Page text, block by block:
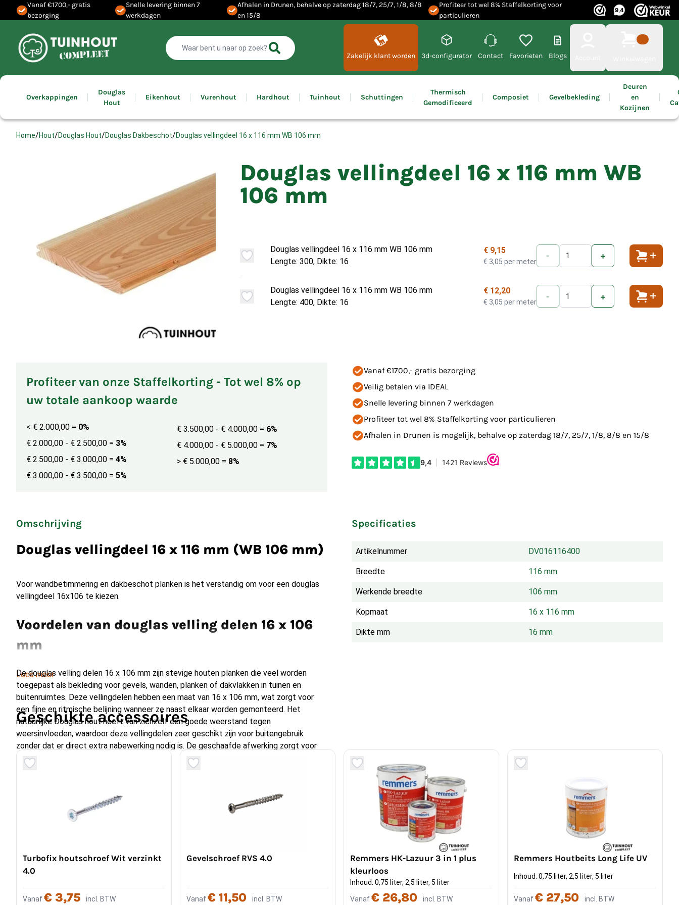
Vanaf €1700,- gratis
bezorging
Snelle levering binnen 7
werkdagen
Afhalen in Drunen, behalve op zaterdag 18/7, 25/7, 1/8, 8/8
en 15/8
Profiteer tot wel 8% Staffelkorting voor
particulieren
Zakelijk klant worden 3d-configurator Contact Favorieten Blogs
Overkappingen
Douglas
Hout
Eikenhout Vurenhout Hardhout Tuinhout Schuttingen
Thermisch
Gemodificeerd
Composiet Gevelbekleding
Deuren
en
Kozijnen
Home/Hout/Douglas Hout/Douglas Dakbeschot/Douglas vellingdeel 16 x 116 mm WB 106 mm
Douglas vellingdeel 16 x 116 mm WB
106 mm
Douglas vellingdeel 16 x 116 mm WB 106 mm
Lengte: 300, Dikte: 16
€ 9,15
€ 3,05 per meter
- +
Douglas vellingdeel 16 x 116 mm WB 106 mm
Lengte: 400, Dikte: 16
€ 12,20
€ 3,05 per meter
- +
Profiteer van onze Staffelkorting - Tot wel 8% op
uw totale aankoop waarde
< € 2.000,00 = 0%
€ 2.000,00 - € 2.500,00 = 3%
€ 2.500,00 - € 3.000,00 = 4%
€ 3.000,00 - € 3.500,00 = 5%
€ 3.500,00 - € 4.000,00 = 6%
€ 4.000,00 - € 5.000,00 = 7%
> € 5.000,00 = 8%
Vanaf €1700,- gratis bezorging
Veilig betalen via IDEAL
Snelle levering binnen 7 werkdagen
Profiteer tot wel 8% Staffelkorting voor particulieren
Afhalen in Drunen is mogelijk, behalve op zaterdag 18/7, 25/7, 1/8, 8/8 en 15/8
Omschrijving
Douglas vellingdeel 16 x 116 mm (WB 106 mm)
Voor wandbetimmering en dakbeschot planken is het verstandig om voor een douglas
vellingdeel 16x106 te kiezen.
Voordelen van douglas velling delen 16 x 106
mm
De douglas velling delen 16 x 106 mm zijn stevige houten planken die veel worden
toegepast als bekleding voor gevels, wanden, planken of dakvlakken in tuinen en
buitenruimtes. Deze vellingdelen hebben een maat van 16 x 106 mm, wat zorgt voor
een fijne en ritmische belijning wanneer ze naast elkaar worden gemonteerd. Het
natuurlijke Douglas hout heeft van zichzelf een goede weerstand tegen
weersinvloeden, waardoor deze vellingdelen zeer geschikt zijn voor buitengebruik
zonder dat er direct extra nabewerking nodig is. De geschaafde afwerking zorgt voor
een glad oppervlak dat eenvoudig te verwerken is en een verzorgde uitstraling geeft.
16 x 106 mm toepasbaar in uiteenlopende tuin‑ en bouwprojecten, zoals tuinschermen,
gevelbekleding, buitenwanden en overkappingen. De warme houtkleur en natuurlijke nerf
geven een karaktervolle uitstraling aan je project, die met de tijd een natuurlijke grijze
met een beits of lazuur als kleurbehoud belangrijk is.
Hoe groot zijn douglas velling delen 16 x 106
mm en waarvoor worden ze gebruikt?
Lees meer
Specificaties
Artikelnummer DV016116400
Breedte 116 mm
Werkende breedte 106 mm
Kopmaat 16 x 116 mm
Dikte mm 16 mm
Geschikte accessoires
Turbofix houtschroef Wit verzinkt
4.0
Vanaf€ 3,75 incl. BTW
Gevelschroef RVS 4.0
Vanaf€ 11,50 incl. BTW
Remmers HK-Lazuur 3 in 1 plus
kleurloos
Inhoud: 0,75 liter, 2,5 liter, 5 liter
Vanaf€ 26,80 incl. BTW
Remmers Houtbeits Long Life UV
Inhoud: 0,75 liter, 2,5 liter, 5 liter
Vanaf€ 27,50 incl. BTW